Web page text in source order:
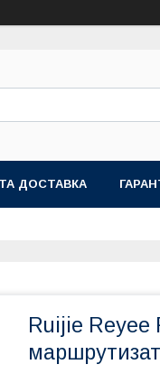
ДОСТАВКА
Ruijie Reyee